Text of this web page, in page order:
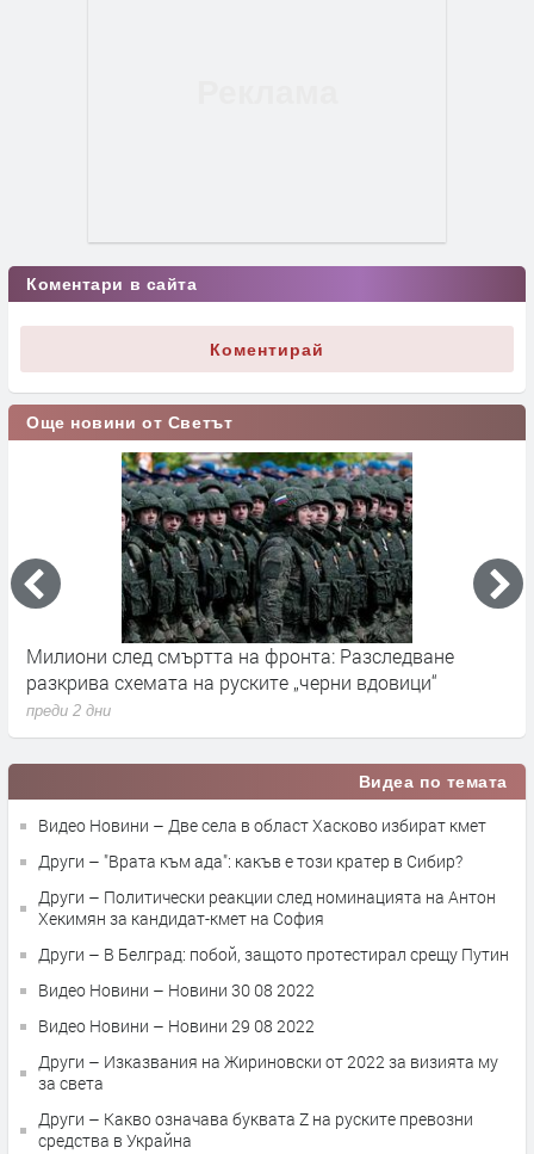
Коментари в сайта
Коментирай
Още новини от Светът
Милиони след смъртта на фронта: Разследване
разкрива схемата на руските „черни вдовици“
преди 2 дни
Видеа по темата
Видео Новини – Две села в област Хасково избират кмет
Други – "Врата към ада": какъв е този кратер в Сибир?
Други – Политически реакции след номинацията на Антон
Хекимян за кандидат-кмет на София
Други – В Белград: побой, защото протестирал срещу Путин
Видео Новини – Новини 30 08 2022
Видео Новини – Новини 29 08 2022
Други – Изказвания на Жириновски от 2022 за визията му
за света
Други – Какво означава буквата Z на руските превозни
средства в Украйна